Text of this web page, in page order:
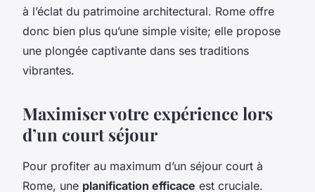
à l’éclat du patrimoine architectural. Rome offre
donc bien plus qu’une simple visite; elle propose
une plongée captivante dans ses traditions
vibrantes.
Maximiser votre expérience lors
d’un court séjour
Pour profiter au maximum d’un séjour court à
Rome, une planification efficace est cruciale.